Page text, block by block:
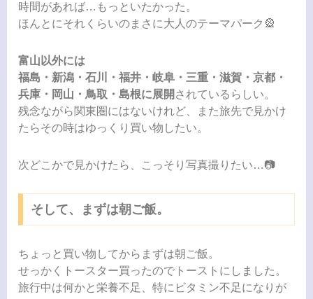
時間があれば…もっといたかった。
ほんとにそれくらいのまさに大人のテーマパーク🎡
富山以外には
福島・新潟・石川・福井・岐阜・三重・滋賀・京都・
兵庫・岡山・鳥取・島根に展開 されているらしい。
残念ながら関東圏にはないけれど、また旅先で見かけ
たらその時はゆっくり買い物したい。
次どこかで見かけたら、こっそり写真撮りたい…📷️
そして、まずは朝ご飯。
ちょっと買い物してからまずは朝ご飯。
せっかくトースター買ったのでトーストにしました。
旅行中は何かと栄養不足、特にビタミン不足になりが